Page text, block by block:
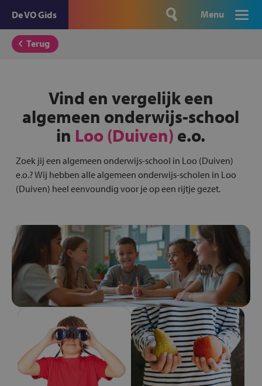
De VO Gids Menu
Terug
Vind en vergelijk een
algemeen onderwijs-school
in Loo (Duiven) e.o.
Zoek jij een algemeen onderwijs-school in Loo (Duiven)
e.o.? Wij hebben alle algemeen onderwijs-scholen in Loo
(Duiven) heel eenvoundig voor je op een rijtje gezet.